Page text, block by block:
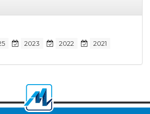
2023 2022 2021